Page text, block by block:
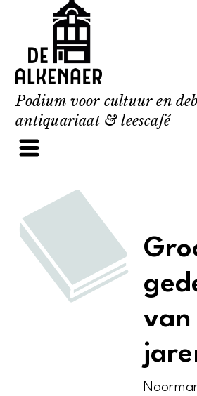
content
Podium voor cultuur en
antiquariaat & leescafé
van